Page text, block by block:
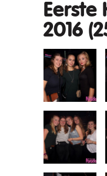
Eerste
2016